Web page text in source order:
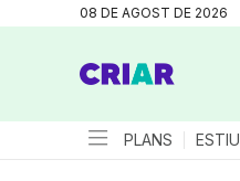
08 DE AGOST DE 2026
PLANS ESTIU